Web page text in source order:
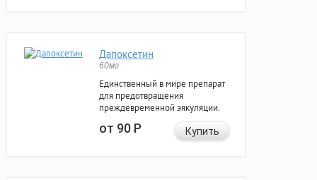
Дапоксетин
60мг
Единственный в мире препарат
для предотвращения
преждевременной эякуляции.
от 90Р Купить